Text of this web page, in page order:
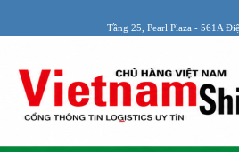
Tầng 25, Pearl Plaza - 561A